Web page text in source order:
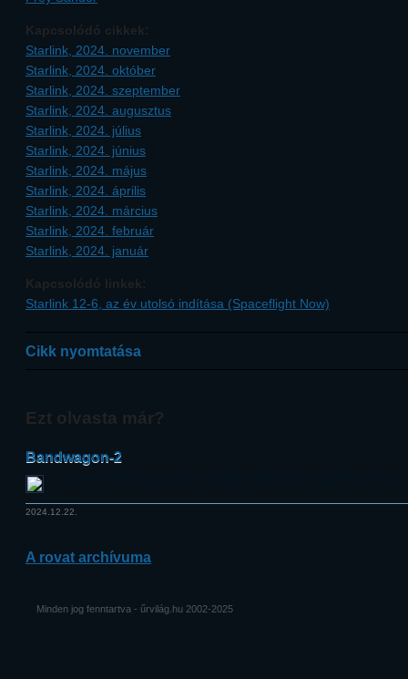
Kapcsolódó cikkek:
Starlink, 2024. november
Starlink, 2024. október
Starlink, 2024. szeptember
Starlink, 2024. augusztus
Starlink, 2024. július
Starlink, 2024. június
Starlink, 2024. május
Starlink, 2024. április
Starlink, 2024. március
Starlink, 2024. február
Starlink, 2024. január
Kapcsolódó linkek:
Starlink 12-6, az év utolsó indítása (Spaceflight Now)
Cikk nyomtatása
Ezt olvasta már?
Bandwagon-2
2024.12.22.
A rovat archívuma
Minden jog fenntartva - űrvilág.hu 2002-2025